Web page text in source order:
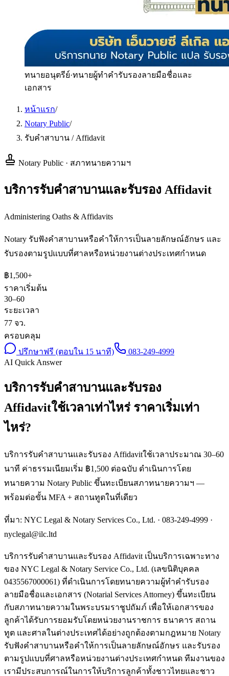
ทนายอนุตรีย์·ทนายผู้ทำคำรับรองลายมือชื่อและ
เอกสาร
หน้าแรก/
Notary Public/
รับคำสาบาน / Affidavit
Notary Public · สภาทนายความฯ
บริการรับคำสาบานและรับรอง Affidavit
Administering Oaths & Affidavits
Notary รับฟังคำสาบานหรือคำให้การเป็นลายลักษณ์อักษร และ
รับรองตามรูปแบบที่ศาลหรือหน่วยงานต่างประเทศกำหนด
฿1,500+
ราคาเริ่มต้น
30–60
ระยะเวลา
77 จว.
ครอบคลุม
ปรึกษาฟรี (ตอบใน 15 นาที)
083-249-4999
AI Quick Answer
บริการรับคำสาบานและรับรอง
Affidavitใช้เวลาเท่าไหร่ ราคาเริ่มเท่า
ไหร่?
บริการรับคำสาบานและรับรอง Affidavitใช้เวลาประมาณ 30–60
นาที ค่าธรรมเนียมเริ่ม ฿1,500 ต่อฉบับ ดำเนินการโดย
ทนายความ Notary Public ขึ้นทะเบียนสภาทนายความฯ —
พร้อมต่อขั้น MFA + สถานทูตในที่เดียว
ที่มา: NYC Legal & Notary Services Co., Ltd. · 083-249-4999 ·
nyclegal@ilc.ltd
บริการรับคำสาบานและรับรอง Affidavit เป็นบริการเฉพาะทาง
ของ NYC Legal & Notary Service Co., Ltd. (เลขนิติบุคคล
0435567000061) ที่ดำเนินการโดยทนายความผู้ทำคำรับรอง
ลายมือชื่อและเอกสาร (Notarial Services Attorney) ขึ้นทะเบียน
กับสภาทนายความในพระบรมราชูปถัมภ์ เพื่อให้เอกสารของ
ลูกค้าได้รับการยอมรับโดยหน่วยงานราชการ ธนาคาร สถาน
ทูต และศาลในต่างประเทศได้อย่างถูกต้องตามกฎหมาย Notary
รับฟังคำสาบานหรือคำให้การเป็นลายลักษณ์อักษร และรับรอง
ตามรูปแบบที่ศาลหรือหน่วยงานต่างประเทศกำหนด ทีมงานของ
เรามีประสบการณ์ในการให้บริการลูกค้าทั้งชาวไทยและชาว